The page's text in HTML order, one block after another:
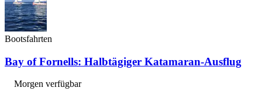
Bootsfahrten
Bay of Fornells: Halbtägiger Katamaran-Ausflug
Morgen verfügbar